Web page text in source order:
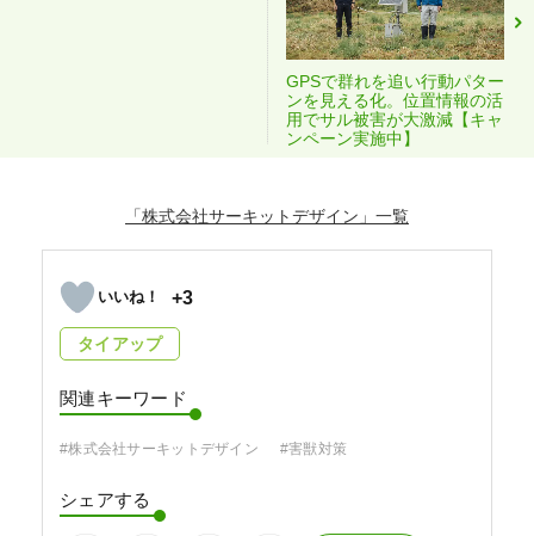
GPSで群れを追い行動パター
ンを見える化。位置情報の活
用でサル被害が大激減【キャ
ンペーン実施中】
「株式会社サーキットデザイン」
+3
タイアップ
関連キーワード
#株式会社サーキットデザイン #害獣対策
シェアする